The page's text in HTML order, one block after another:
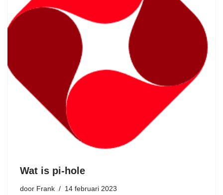
Wat is pi-hole
door Frank 14 februari 2023